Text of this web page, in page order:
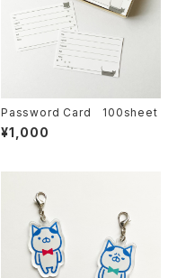
Password Card 100sheet
¥1,000